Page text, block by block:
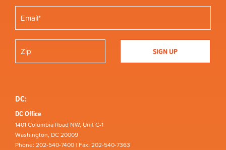
DC:
DC Office
1401 Columbia Road NW, Unit C-1
Washington, DC 20009
Phone: 202-540-7400 | Fax: 202-540-7363